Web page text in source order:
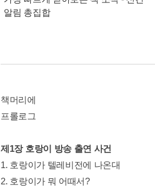
알림 총집합
책머리에
프롤로그
제1장 호랑이 방송 출연 사건
1. 호랑이가 텔레비전에 나온대
2. 호랑이가 뭐 어때서?